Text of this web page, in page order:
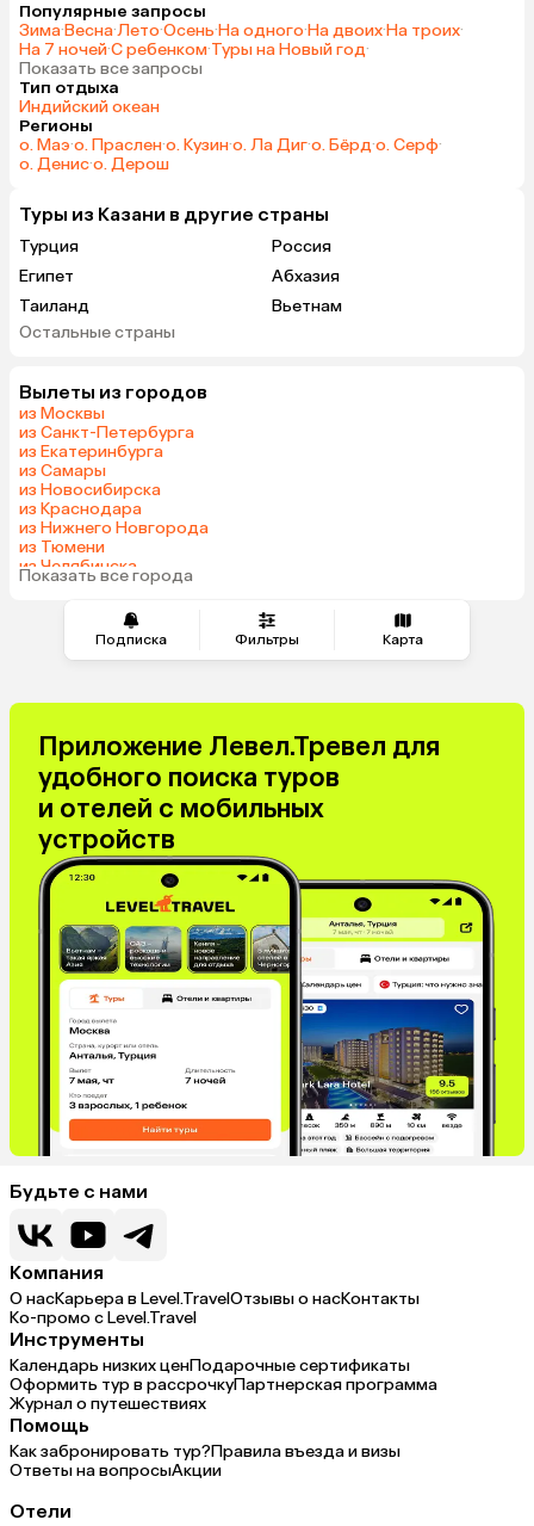
Подписка Фильтры Карта
Популярные запросы
Зима·Весна·Лето·Осень·На одного·На двоих·На троих·
На 7 ночей·С ребенком·Туры на Новый год·
Показать все запросы
Тип отдыха
Индийский океан
Регионы
о. Маэ·о. Праслен·о. Кузин·о. Ла Диг·о. Бёрд·о. Серф·
о. Денис·о. Дерош
Туры из Казани в другие страны
Турция
Россия
Египет
Абхазия
Таиланд
Вьетнам
ОАЭ
Армения
Казахстан
Узбекистан
Сербия
Киргизия
Саудовская Аравия
Венгрия
Остальные страны
Вылеты из городов
из Москвы
из Санкт-Петербурга
из Екатеринбурга
из Самары
из Новосибирска
из Краснодара
из Нижнего Новгорода
из Тюмени
из Челябинска
из Минеральных Вод
Показать все города
Приложение Левел.Тревел для
удобного поиска туров
и отелей с мобильных
устройств
Будьте с нами
Компания
О насКарьера в Level.TravelОтзывы о насКонтакты
Ко-промо с Level.Travel
Инструменты
Календарь низких ценПодарочные сертификаты
Оформить тур в рассрочкуПартнерская программа
Журнал о путешествиях
Помощь
Как забронировать тур?Правила въезда и визы
Ответы на вопросыАкции
Отели